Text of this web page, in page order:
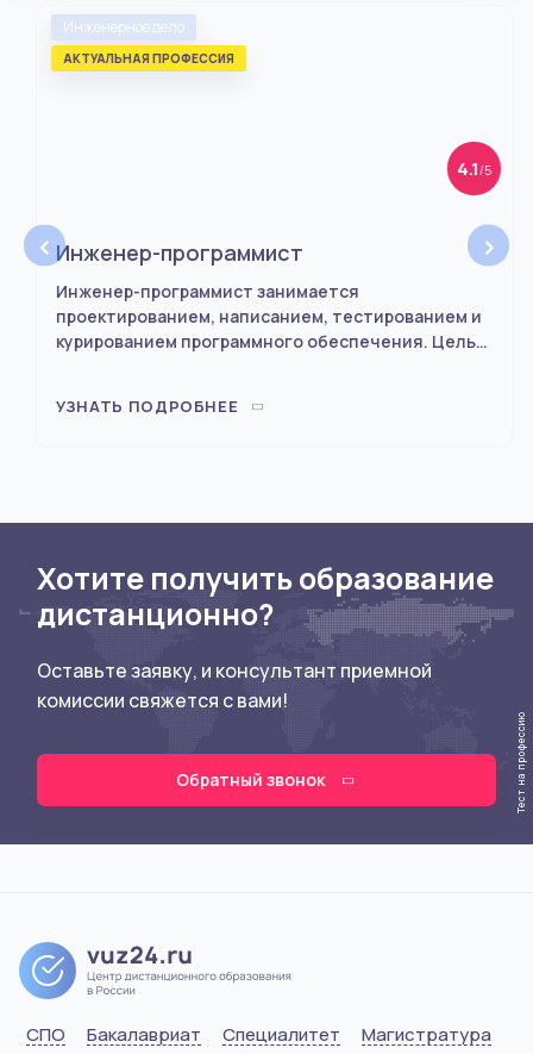
‹
Инженерное дело
АКТУАЛЬНАЯ ПРОФЕССИЯ
4.1/5
Инженер-программист
Инженер-программист занимается
проектированием, написанием, тестированием и
курированием программного обеспечения. Цель
клиента.
УЗНАТЬ ПОДРОБНЕЕ
›
Хотите получить образование
дистанционно?
Оставьте заявку, и консультант приемной
комиссии свяжется с вами!
Обратный звонок
СПО Бакалавриат Специалитет
Магистратура
Тест на профессию